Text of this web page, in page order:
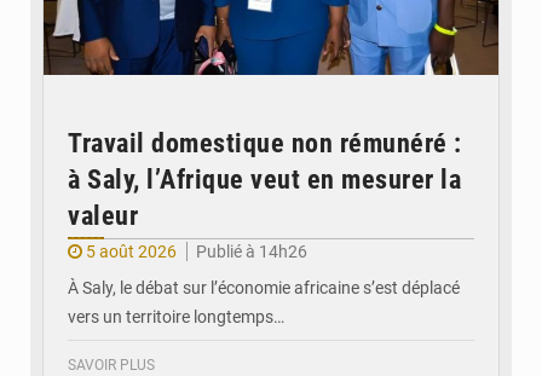
Travail domestique non rémunéré :
à Saly, l’Afrique veut en mesurer la
valeur
5 août 2026
Publié à 14h26
À Saly, le débat sur l’économie africaine s’est déplacé
vers un territoire longtemps…
SAVOIR PLUS